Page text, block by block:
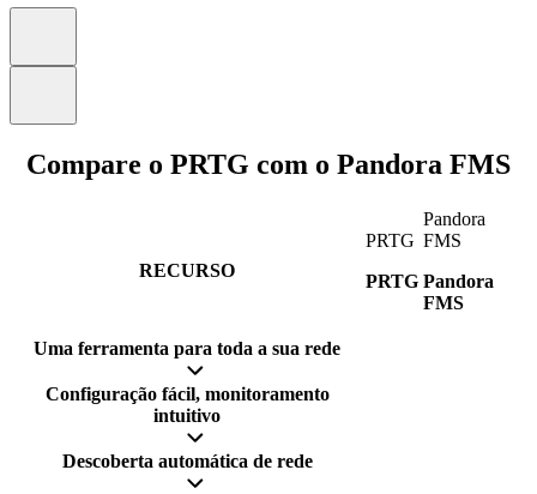
Compare o PRTG com o Pandora FMS
RECURSO
PRTG
PRTG
Pandora
FMS
Pandora
FMS
Uma ferramenta para toda a sua rede
Configuração fácil, monitoramento
intuitivo
Descoberta automática de rede